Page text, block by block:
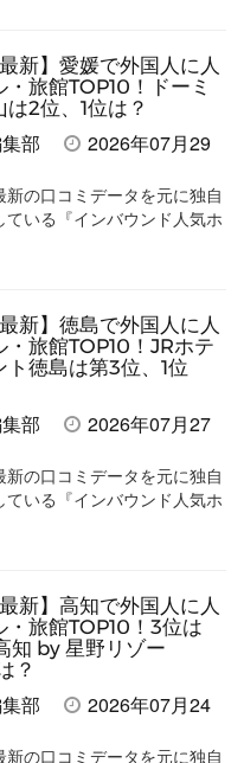
新】愛媛で外国人に人
旅館TOP10！ドーミ
2位、1位は？
部
2026年07月29
新の口コミデータを元に独自
ている『インバウンド人気ホ
新】徳島で外国人に人
・旅館TOP10！JRホテ
ト徳島は第3位、1位
部
2026年07月27
新の口コミデータを元に独自
ている『インバウンド人気ホ
新】高知で外国人に人
・旅館TOP10！3位は
知 by 星野リゾー
？
部
2026年07月24
新の口コミデータを元に独自